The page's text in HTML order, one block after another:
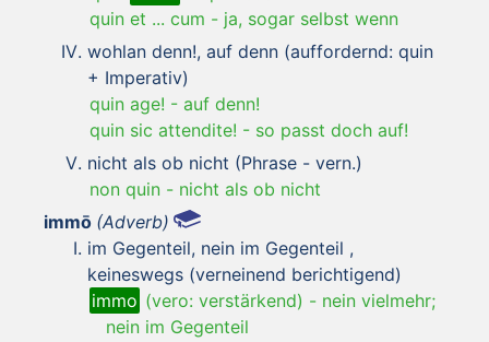
quin et ... cum - ja, sogar selbst wenn
wohlan denn!, auf denn (auffordernd: quin
+ Imperativ)
quin age! - auf denn!
quin sic attendite! - so passt doch auf!
nicht als ob nicht (Phrase - vern.)
non quin - nicht als ob nicht
immō (Adverb)
im Gegenteil, nein im Gegenteil ,
keineswegs (verneinend berichtigend)
immo (vero: verstärkend) - nein vielmehr;
nein im Gegenteil